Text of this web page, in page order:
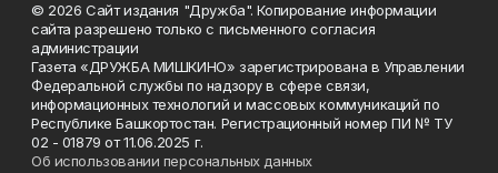
© 2026 Сайт издания "Дружба". Копирование информации
сайта разрешено только с письменного согласия
администрации
Газета «ДРУЖБА МИШКИНО» зарегистрирована в Управлении
Федеральной службы по надзору в сфере связи,
информационных технологий и массовых коммуникаций по
Республике Башкортостан. Регистрационный номер ПИ № ТУ
02 - 01879 от 11.06.2025 г.
Об использовании персональных данных